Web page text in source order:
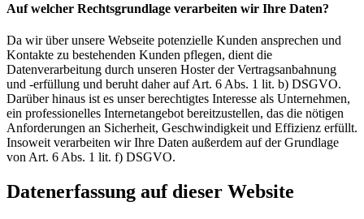
Auf welcher Rechtsgrundlage verarbeiten wir Ihre Daten?
Da wir über unsere Webseite potenzielle Kunden ansprechen und
Kontakte zu bestehenden Kunden pflegen, dient die
Datenverarbeitung durch unseren Hoster der Vertragsanbahnung
und -erfüllung und beruht daher auf Art. 6 Abs. 1 lit. b) DSGVO.
Darüber hinaus ist es unser berechtigtes Interesse als Unternehmen,
ein professionelles Internetangebot bereitzustellen, das die nötigen
Anforderungen an Sicherheit, Geschwindigkeit und Effizienz erfüllt.
Insoweit verarbeiten wir Ihre Daten außerdem auf der Grundlage
von Art. 6 Abs. 1 lit. f) DSGVO.
Datenerfassung auf dieser Website